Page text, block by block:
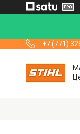
+7 (771)